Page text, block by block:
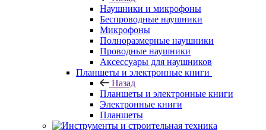
Наушники и микрофоны
Беспроводные наушники
Микрофоны
Полноразмерные наушники
Проводные наушники
Аксессуары для наушников
Планшеты и электронные книги
Назад
Планшеты и электронные книги
Электронные книги
Планшеты